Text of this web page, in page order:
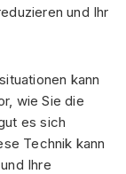
und Ihr
kann
wie Sie die
es sich
Technik kann
Ihre